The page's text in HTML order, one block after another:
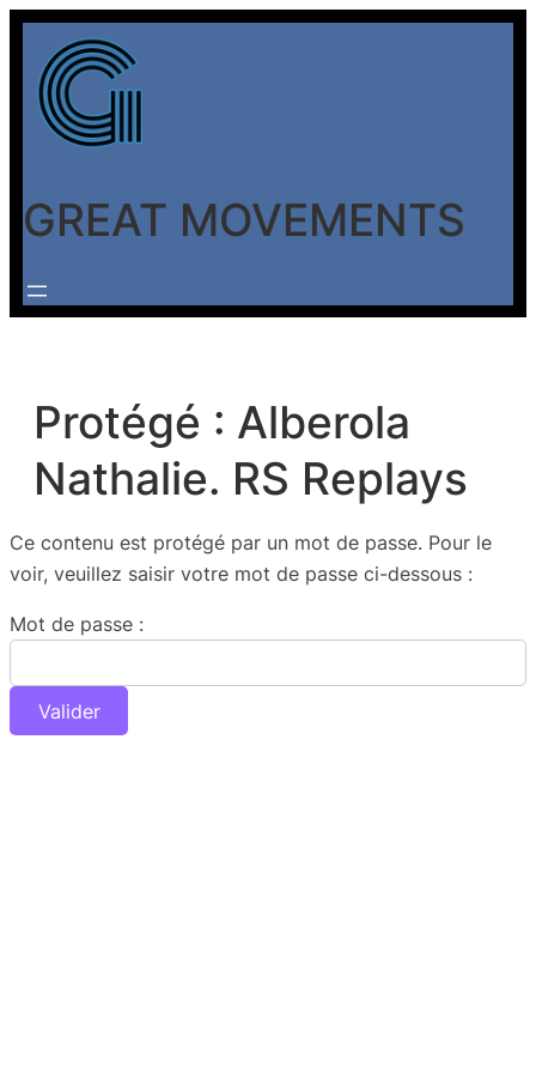
Aller
contenu
GREAT MOVEMENTS
Protégé : Alberola
Nathalie. RS Replays
Ce contenu est protégé par un mot de passe. Pour le
voir, veuillez saisir votre mot de passe ci-dessous :
Mot de passe :